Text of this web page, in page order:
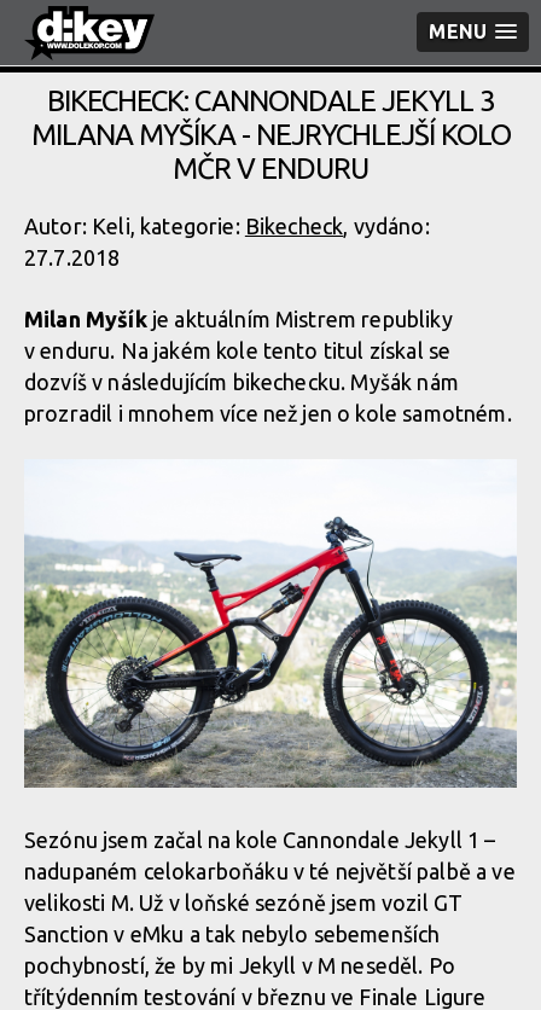
MENU
BIKECHECK: CANNONDALE JEKYLL 3
MILANA MYŠÍKA - NEJRYCHLEJŠÍ KOLO
MČR V ENDURU
Autor: Keli, kategorie: Bikecheck, vydáno:
27.7.2018
Milan Myšíkje aktuálním Mistrem republiky
v enduru. Na jakém kole tento titul získal se
dozvíš v následujícím bikechecku. Myšák nám
prozradil i mnohem více než jen o kole samotném.
Sezónu jsem začal na kole Cannondale Jekyll 1 –
nadupaném celokarboňáku v té největší palbě a ve
velikosti M. Už v loňské sezóně jsem vozil GT
Sanction v eMku a tak nebylo sebemenších
pochybností, že by mi Jekyll v M neseděl. Po
třítýdenním testování v březnu ve Finale Ligure